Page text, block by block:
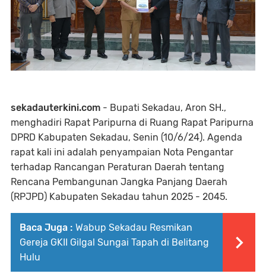
sekadauterkini.com - Bupati Sekadau, Aron SH.,
menghadiri Rapat Paripurna di Ruang Rapat Paripurna
DPRD Kabupaten Sekadau, Senin (10/6/24). Agenda
rapat kali ini adalah penyampaian Nota Pengantar
terhadap Rancangan Peraturan Daerah tentang
Rencana Pembangunan Jangka Panjang Daerah
(RPJPD) Kabupaten Sekadau tahun 2025 - 2045.
Baca Juga : Wabup Sekadau Resmikan
Gereja GKII Gilgal Sungai Tapah di Belitang
Hulu